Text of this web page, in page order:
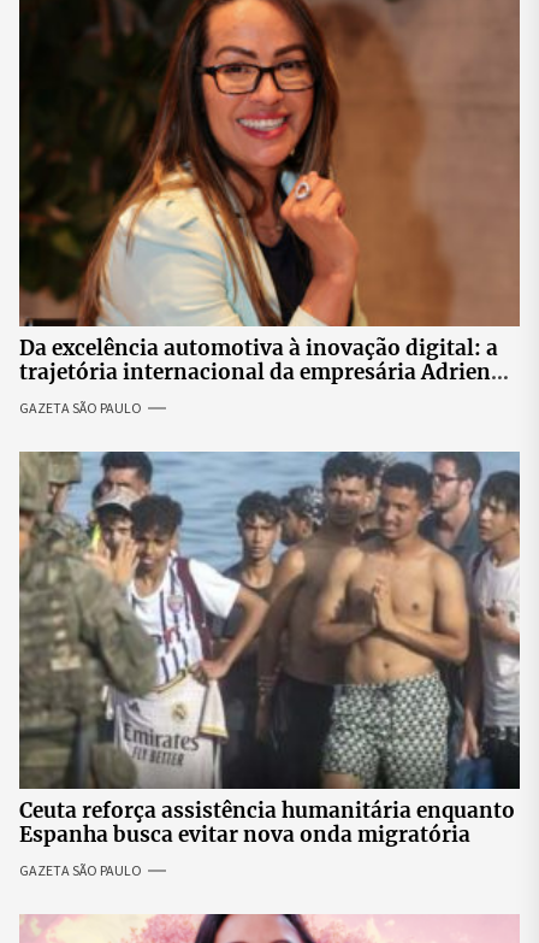
Da excelência automotiva à inovação digital: a
trajetória internacional da empresária Adriene
GAZETA SÃO PAULO
Ceuta reforça assistência humanitária enquanto
Espanha busca evitar nova onda migratória
GAZETA SÃO PAULO